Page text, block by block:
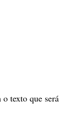
texto que será